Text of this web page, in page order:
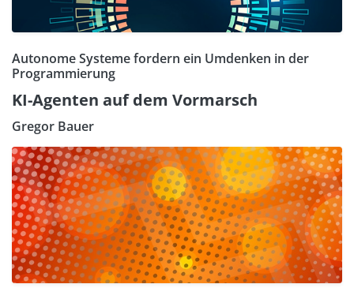
Autonome Systeme fordern ein Umdenken in der
Programmierung
KI-Agenten auf dem Vormarsch
Gregor Bauer